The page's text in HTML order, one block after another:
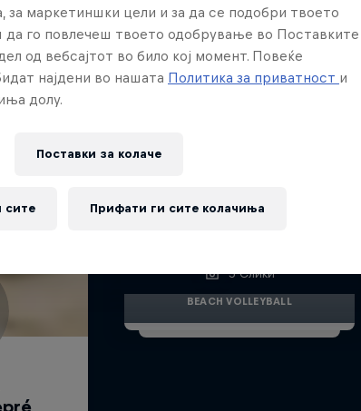
5 Слики
BEACH VOLLEYBALL
за маркетиншки цели и за да се подобри твоето
да го повлечеш твоето одобрување во Поставките
од вебсајтот во било кој момент. Повеќе
најдени во нашата Политика за приватност и
долу.
Поставки за колачe
сите Прифати ги сите колачиња